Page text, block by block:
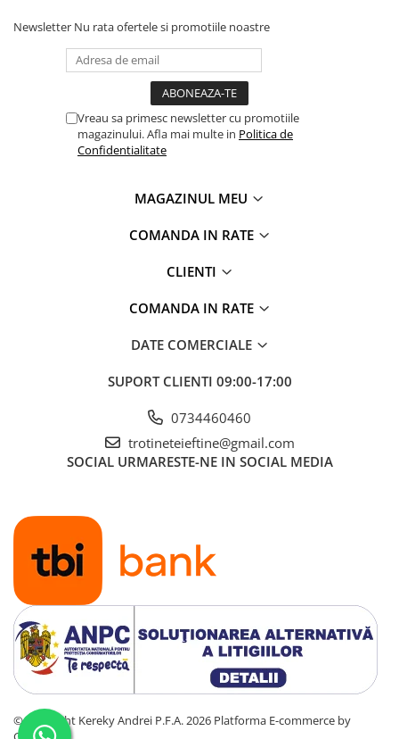
Newsletter Nu rata ofertele si promotiile noastre
Vreau sa primesc newsletter cu promotiile
magazinului. Afla mai multe in Politica de
Confidentialitate
MAGAZINUL MEU
COMANDA IN RATE
CLIENTI
COMANDA IN RATE
DATE COMERCIALE
SUPORT CLIENTI 09:00-17:00
0734460460
trotineteieftine@gmail.com
SOCIAL URMARESTE-NE IN SOCIAL MEDIA
©Copyright Kereky Andrei P.F.A. 2026 Platforma E-commerce by